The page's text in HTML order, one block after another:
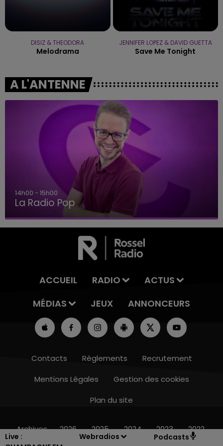
Live :
Webradios Podcasts
10h00 - 14h00
DISIZ & THEODORA
Melodrama
JENNIFER LOPEZ & DAVID GUETTA
Save Me Tonight
A L'ANTENNE
14h00 - 15h00
La Radio Pop
ACCUEIL RADIO
ACTUS
MÉDIAS
JEUX ANNONCEURS
Contacts Règlements
Recrutement
Mentions Légales
Gestion des cookies
Plan du site
Archives 2026 2025 2024 2023 2022